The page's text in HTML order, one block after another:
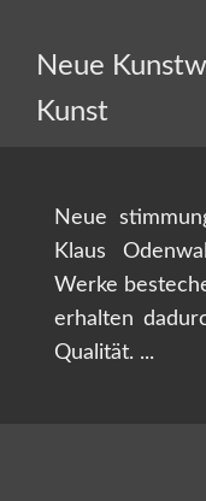
Neue
Kunst
Neue
Klaus
Werke
erhalten
Qualität. ...